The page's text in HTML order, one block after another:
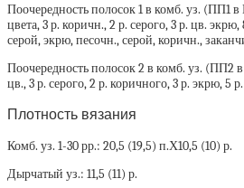
Поочередность полосок 1 в комб. уз. (ПП1
цвета, 3 р. коричн., 2 р. серого, 3 р. цв.
серой, экрю, песочн., серой, коричн.,
Поочередность полосок 2 в комб. уз. (ПП2
цв., 3 р. серого, 2 р. коричного, 3 р. экрю, 5
Плотность вязания
Комб. уз. 1-30 рр.: 20,5 (19,5) п.Х10,5 (10) р.
Дырчатый уз.: 11,5 (11) р.